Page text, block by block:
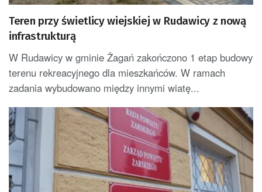
Teren przy świetlicy wiejskiej w Rudawicy z nową
infrastrukturą
W Rudawicy w gminie Żagań zakończono 1 etap budowy
terenu rekreacyjnego dla mieszkańców. W ramach
zadania wybudowano między innymi wiatę...